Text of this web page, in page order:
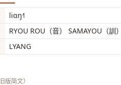
liɑŋ˧˥
RYOU ROU（音） SAMAYOU（訓
LYANG
旧版简文）